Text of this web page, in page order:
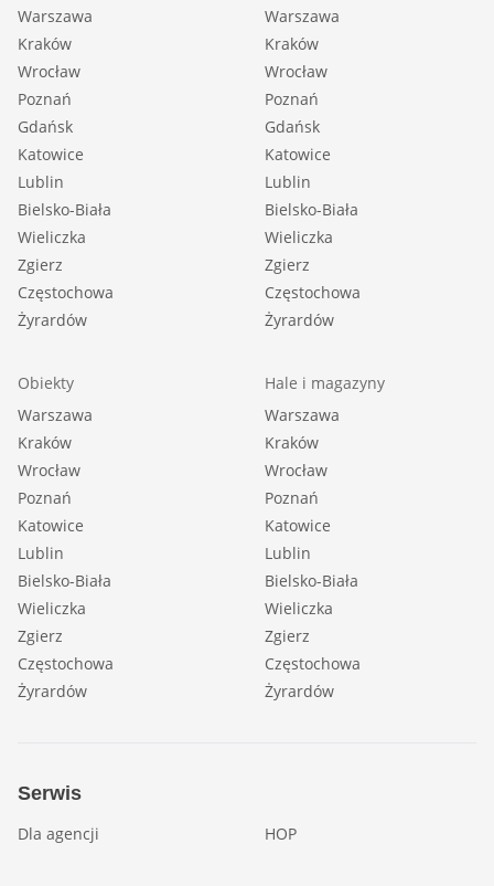
Warszawa
Kraków
Wrocław
Poznań
Gdańsk
Katowice
Lublin
Bielsko-Biała
Wieliczka
Zgierz
Częstochowa
Żyrardów
Warszawa
Kraków
Wrocław
Poznań
Gdańsk
Katowice
Lublin
Bielsko-Biała
Wieliczka
Zgierz
Częstochowa
Żyrardów
Obiekty
Warszawa
Kraków
Wrocław
Poznań
Katowice
Lublin
Bielsko-Biała
Wieliczka
Zgierz
Częstochowa
Żyrardów
Hale i magazyny
Warszawa
Kraków
Wrocław
Poznań
Katowice
Lublin
Bielsko-Biała
Wieliczka
Zgierz
Częstochowa
Żyrardów
Serwis
Dla agencji HOP